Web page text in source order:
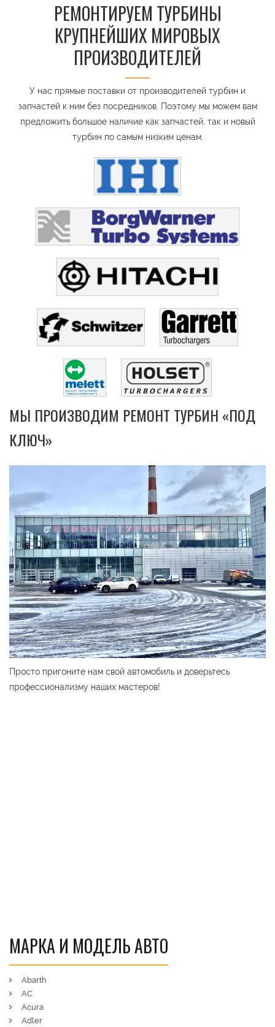
РЕМОНТИРУЕМ ТУРБИНЫ
КРУПНЕЙШИХ МИРОВЫХ
ПРОИЗВОДИТЕЛЕЙ
У нас прямые поставки от производителей турбин и
запчастей к ним без посредников. Поэтому мы можем вам
предложить большое наличие как запчастей, так и новый
турбин по самым низким ценам.
МЫ ПРОИЗВОДИМ РЕМОНТ ТУРБИН «ПОД
КЛЮЧ»
Просто пригоните нам свой автомобиль и доверьтесь
профессионализму наших мастеров!
МАРКА И МОДЕЛЬ АВТО
Abarth
AC
Acura
Adler